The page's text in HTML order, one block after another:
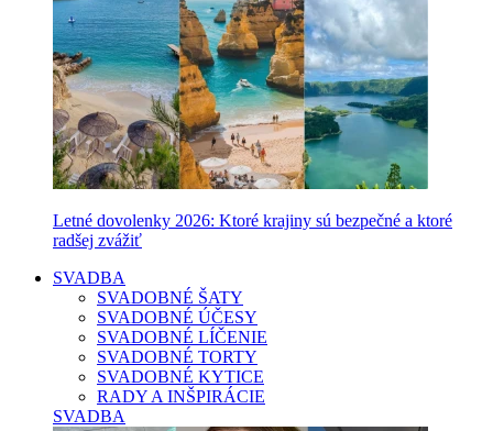
Letné dovolenky 2026: Ktoré krajiny sú bezpečné a ktoré
radšej zvážiť
SVADBA
SVADOBNÉ ŠATY
SVADOBNÉ ÚČESY
SVADOBNÉ LÍČENIE
SVADOBNÉ TORTY
SVADOBNÉ KYTICE
RADY A INŠPIRÁCIE
SVADBA